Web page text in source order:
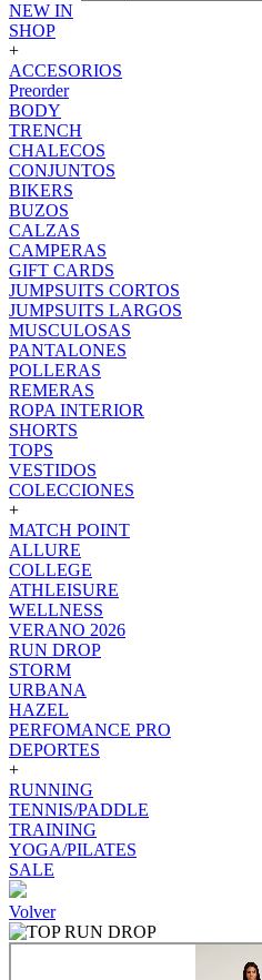
NEW IN
SHOP
+
ACCESORIOS
Preorder
BODY
TRENCH
CHALECOS
CONJUNTOS
BIKERS
BUZOS
CALZAS
CAMPERAS
GIFT CARDS
JUMPSUITS CORTOS
JUMPSUITS LARGOS
MUSCULOSAS
PANTALONES
POLLERAS
REMERAS
ROPA INTERIOR
SHORTS
TOPS
VESTIDOS
COLECCIONES
+
MATCH POINT
ALLURE
COLLEGE
ATHLEISURE
WELLNESS
VERANO 2026
RUN DROP
STORM
URBANA
HAZEL
PERFOMANCE PRO
DEPORTES
+
RUNNING
TENNIS/PADDLE
TRAINING
YOGA/PILATES
SALE
Volver